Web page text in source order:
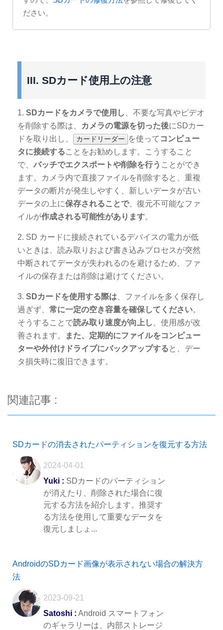
ださい。
III. SDカード使用上の注意
1. SDカードをカメラで使用し
、不要な写真やビデオ
を削除する際は、
カメラの電源を切った後にSDカー
ドを取り出し、
カードリーダー を使って コンピュー
タに接続することをお勧めします。こうすること
で、 バッチでエクスポートや削除を行う ことができ
ます。カメラ内で直接ファイルを削除すると、重複
データの断片が発生しやすく、新しいデータが古い
データの上に保存されることで、復元不可能なファ
イルが作成される可能性があります。
2. SD カードに接続されているデバイスの電力が低
いときは、読み取りおよび書き込みプロセスが突然
中断されてデータが失われるのを避けるため、ファ
イルの保存または削除は避けてください。
3. SDカードを使用する際は 、ファイルを多く保存し
過ぎず、 常に一定の空き容量を確保してください。
そうすることで読み取り速度が向上し
、使用感が改
善されます。
また、定期的にファイルをコンピュー
ターや外付けドライブにバックアップする と、デー
タ損失時に復旧できます。
関連記事 :
SDカードの消去されたパーティションを復元する方法
2024-04-01
Yuki : SDカードのパーティション
が消えたり、削除された場合に復
元する方法を紹介します。推奨す
る方法を使用して重要なデータを
復元しましょ...
AndroidのSDカード画像が表示されない場合の解決方
法
2023-09-21
Satoshi : Android スマートフォン
のギャラリーは、内部ストレージ